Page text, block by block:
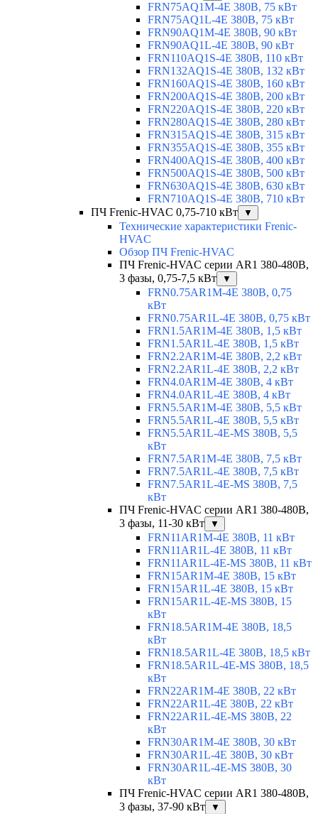
FRN75AQ1M-4E 380В, 75 кВт
FRN75AQ1L-4E 380В, 75 кВт
FRN90AQ1M-4E 380В, 90 кВт
FRN90AQ1L-4E 380В, 90 кВт
FRN110AQ1S-4E 380В, 110 кВт
FRN132AQ1S-4E 380В, 132 кВт
FRN160AQ1S-4E 380В, 160 кВт
FRN200AQ1S-4E 380В, 200 кВт
FRN220AQ1S-4E 380В, 220 кВт
FRN280AQ1S-4E 380В, 280 кВт
FRN315AQ1S-4E 380В, 315 кВт
FRN355AQ1S-4E 380В, 355 кВт
FRN400AQ1S-4E 380В, 400 кВт
FRN500AQ1S-4E 380В, 500 кВт
FRN630AQ1S-4E 380В, 630 кВт
FRN710AQ1S-4E 380В, 710 кВт
ПЧ Frenic-HVAC 0,75-710 кВт
▼
Технические характеристики Frenic-
HVAC
Обзор ПЧ Frenic-HVAC
ПЧ Frenic-HVAC серии AR1 380-480В,
3 фазы, 0,75-7,5 кВт
▼
FRN0.75AR1M-4E 380В, 0,75
кВт
FRN0.75AR1L-4E 380В, 0,75 кВт
FRN1.5AR1M-4E 380В, 1,5 кВт
FRN1.5AR1L-4E 380В, 1,5 кВт
FRN2.2AR1M-4E 380В, 2,2 кВт
FRN2.2AR1L-4E 380В, 2,2 кВт
FRN4.0AR1M-4E 380В, 4 кВт
FRN4.0AR1L-4E 380В, 4 кВт
FRN5.5AR1M-4E 380В, 5,5 кВт
FRN5.5AR1L-4E 380В, 5,5 кВт
FRN5.5AR1L-4E-MS 380В, 5,5
кВт
FRN7.5AR1M-4E 380В, 7,5 кВт
FRN7.5AR1L-4E 380В, 7,5 кВт
FRN7.5AR1L-4E-MS 380В, 7,5
кВт
ПЧ Frenic-HVAC серии AR1 380-480В,
3 фазы, 11-30 кВт
▼
FRN11AR1M-4E 380В, 11 кВт
FRN11AR1L-4E 380В, 11 кВт
FRN11AR1L-4E-MS 380В, 11 кВт
FRN15AR1M-4E 380В, 15 кВт
FRN15AR1L-4E 380В, 15 кВт
FRN15AR1L-4E-MS 380В, 15
кВт
FRN18.5AR1M-4E 380В, 18,5
кВт
FRN18.5AR1L-4E 380В, 18,5 кВт
FRN18.5AR1L-4E-MS 380В, 18,5
кВт
FRN22AR1M-4E 380В, 22 кВт
FRN22AR1L-4E 380В, 22 кВт
FRN22AR1L-4E-MS 380В, 22
кВт
FRN30AR1M-4E 380В, 30 кВт
FRN30AR1L-4E 380В, 30 кВт
FRN30AR1L-4E-MS 380В, 30
кВт
ПЧ Frenic-HVAC серии AR1 380-480В,
3 фазы, 37-90 кВт
▼